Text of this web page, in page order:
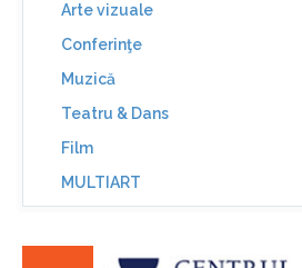
Arte vizuale
Conferinţe
Muzică
Teatru & Dans
Film
MULTIART